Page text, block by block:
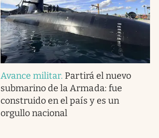
Avance militar. Partirá el nuevo
submarino de la Armada: fue
construido en el país y es un
orgullo nacional